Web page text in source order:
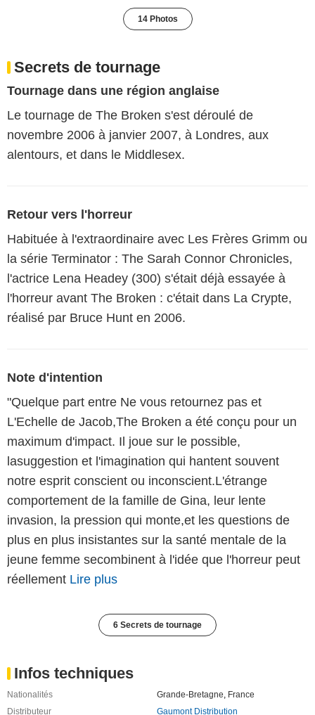
14 Photos
Secrets de tournage
Tournage dans une région anglaise
Le tournage de The Broken s'est déroulé de
novembre 2006 à janvier 2007, à Londres, aux
alentours, et dans le Middlesex.
Retour vers l'horreur
Habituée à l'extraordinaire avec Les Frères Grimm ou
la série Terminator : The Sarah Connor Chronicles,
l'actrice Lena Headey (300) s'était déjà essayée à
l'horreur avant The Broken : c'était dans La Crypte,
réalisé par Bruce Hunt en 2006.
Note d'intention
"Quelque part entre Ne vous retournez pas et
L'Echelle de Jacob,The Broken a été conçu pour un
maximum d'impact. Il joue sur le possible,
lasuggestion et l'imagination qui hantent souvent
notre esprit conscient ou inconscient.L'étrange
comportement de la famille de Gina, leur lente
invasion, la pression qui monte,et les questions de
plus en plus insistantes sur la santé mentale de la
jeune femme secombinent à l'idée que l'horreur peut
réellement Lire plus
6 Secrets de tournage
Infos techniques
Nationalités Grande-Bretagne, France
Distributeur
Gaumont Distribution